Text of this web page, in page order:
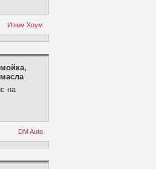
Изюм Хоум
на
DM Auto